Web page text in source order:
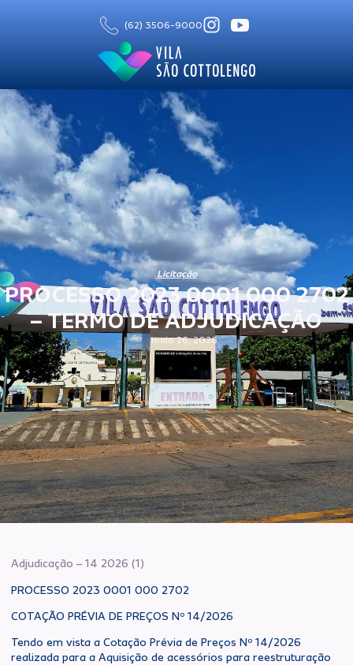
(62) 3506-9000
Licitação
PROCESSO 2023 0001 000 2702
– TERMO DE ADJUDICAÇÃO
maio 26, 2026
Adjudicação – 14 2026 (1)
PROCESSO 2023 0001 000 2702
COTAÇÃO PRÉVIA DE PREÇOS Nº 14/2026
Tendo em vista a Cotação Prévia de Preços Nº 14/2026
realizada para a Aquisição de acessórios para reestruturação